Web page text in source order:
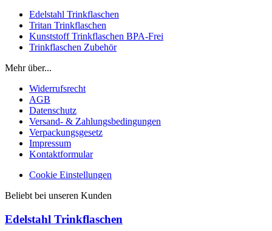
Edelstahl Trinkflaschen
Tritan Trinkflaschen
Kunststoff Trinkflaschen BPA-Frei
Trinkflaschen Zubehör
Mehr über...
Widerrufsrecht
AGB
Datenschutz
Versand- & Zahlungsbedingungen
Verpackungsgesetz
Impressum
Kontaktformular
Cookie Einstellungen
Beliebt bei unseren Kunden
Edelstahl Trinkflaschen